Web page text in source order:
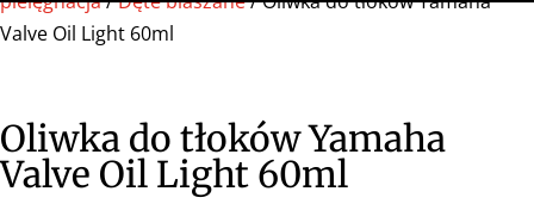
Valve Oil Light 60ml
Oliwka do tłoków Yamaha
Valve Oil Light 60ml